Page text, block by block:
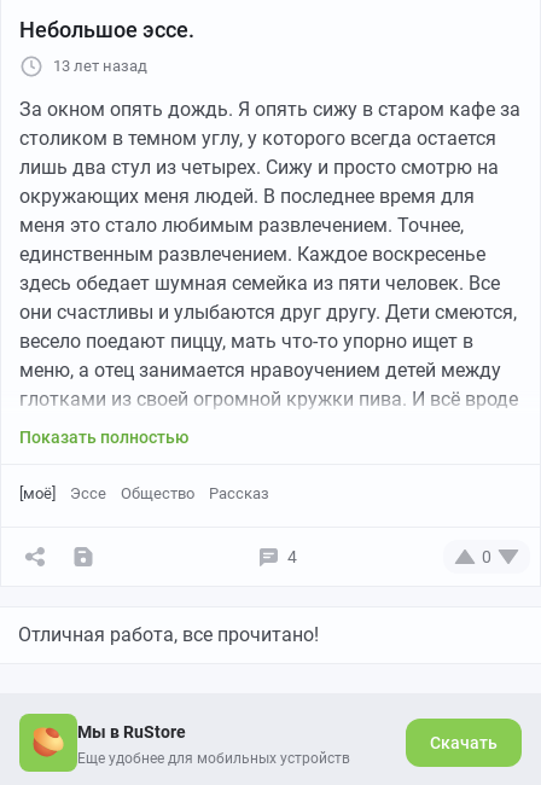
Небольшое эссе.
13 лет назад
За окном опять дождь. Я опять сижу в старом кафе за
столиком в темном углу, у которого всегда остается
лишь два стул из четырех. Сижу и просто смотрю на
окружающих меня людей. В последнее время для
меня это стало любимым развлечением. Точнее,
единственным развлечением. Каждое воскресенье
здесь обедает шумная семейка из пяти человек. Все
они счастливы и улыбаются друг другу. Дети смеются,
весело поедают пиццу, мать что-то упорно ищет в
меню, а отец занимается нравоучением детей между
глотками из своей огромной кружки пива. И всё вроде
бы прекрасно, обычная счастливая семья. Но я
сидит и жалуются какой-то молоденькой девчушке на
подружкам об обезьяне-муже, которого она терпеть
больше не может и не понимает зачем вообще
откровенничает друзьям о своей ненависти к
кучку лицемеров, которые ненавидят друг друга, но
улыбаются и притворяются в искренности чувств.
Чего стоят лишь их взгляды: добрые и милые, когда в
Показать полностью
[моё] Эссе Общество Рассказ
4 0
Отличная работа, все прочитано!
Мы в RuStore
Еще удобнее для мобильных устройств
Скачать